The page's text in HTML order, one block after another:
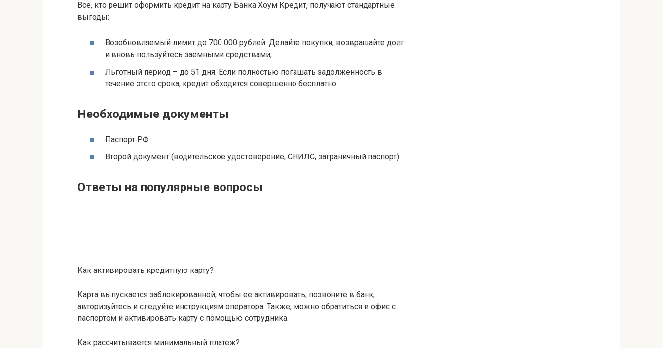
Все, кто решит оформить кредит на карту Банка Хоум Кредит, получают стандартные
выгоды:
Возобновляемый лимит до 700 000 рублей. Делайте покупки, возвращайте долг
и вновь пользуйтесь заемными средствами;
Льготный период – до 51 дня. Если полностью погашать задолженность в
течение этого срока, кредит обходится совершенно бесплатно.
Необходимые документы
Паспорт РФ
Второй документ (водительское удостоверение, СНИЛС, заграничный паспорт)
Ответы на популярные вопросы
Как активировать кредитную карту?
Карта выпускается заблокированной, чтобы ее активировать, позвоните в банк,
авторизуйтесь и следуйте инструкциям оператора. Также, можно обратиться в офис с
паспортом и активировать карту с помощью сотрудника.
Как рассчитывается минимальный платеж?